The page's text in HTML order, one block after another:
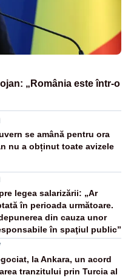
„România este într-o
se amână pentru ora
nu a obținut toate avizele
legea salarizării: „Ar
în perioada următoare.
din cauza unor
în spaţiul public”
la Ankara, un acord
tranzitului prin Turcia al